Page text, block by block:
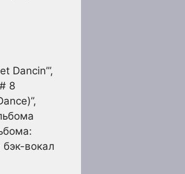
Dancin’”,
8
вокал